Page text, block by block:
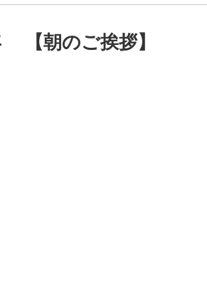
朝のご挨拶】